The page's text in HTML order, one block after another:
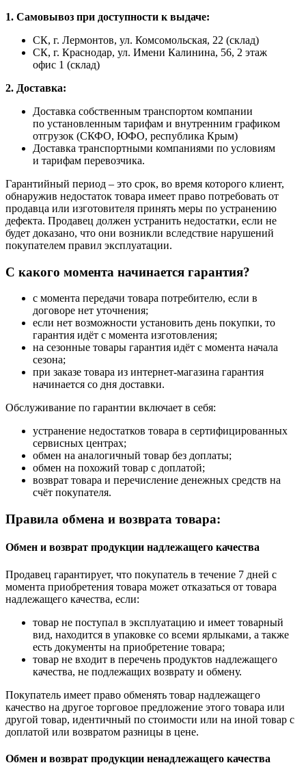
1. Самовывоз при доступности к выдаче:
СК, г. Лермонтов, ул. Комсомольская, 22 (склад)
СК, г. Краснодар, ул. Имени Калинина, 56, 2 этаж
офис 1 (склад)
2. Доставка:
Доставка собственным транспортом компании
по установленным тарифам и внутренним графиком
отгрузок (СКФО, ЮФО, республика Крым)
Доставка транспортными компаниями по условиям
и тарифам перевозчика.
Гарантийный период – это срок, во время которого клиент,
обнаружив недостаток товара имеет право потребовать от
продавца или изготовителя принять меры по устранению
дефекта. Продавец должен устранить недостатки, если не
будет доказано, что они возникли вследствие нарушений
покупателем правил эксплуатации.
С какого момента начинается гарантия?
с момента передачи товара потребителю, если в
договоре нет уточнения;
если нет возможности установить день покупки, то
гарантия идёт с момента изготовления;
на сезонные товары гарантия идёт с момента начала
сезона;
при заказе товара из интернет-магазина гарантия
начинается со дня доставки.
Обслуживание по гарантии включает в себя:
устранение недостатков товара в сертифицированных
сервисных центрах;
обмен на аналогичный товар без доплаты;
обмен на похожий товар с доплатой;
возврат товара и перечисление денежных средств на
счёт покупателя.
Правила обмена и возврата товара:
Обмен и возврат продукции надлежащего качества
Продавец гарантирует, что покупатель в течение 7 дней с
момента приобретения товара может отказаться от товара
надлежащего качества, если:
товар не поступал в эксплуатацию и имеет товарный
вид, находится в упаковке со всеми ярлыками, а также
есть документы на приобретение товара;
товар не входит в перечень продуктов надлежащего
качества, не подлежащих возврату и обмену.
Покупатель имеет право обменять товар надлежащего
качество на другое торговое предложение этого товара или
другой товар, идентичный по стоимости или на иной товар с
доплатой или возвратом разницы в цене.
Обмен и возврат продукции ненадлежащего качества